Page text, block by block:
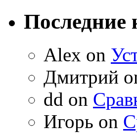
Последние
Alex on
Дмитрий
dd on
Игорь on